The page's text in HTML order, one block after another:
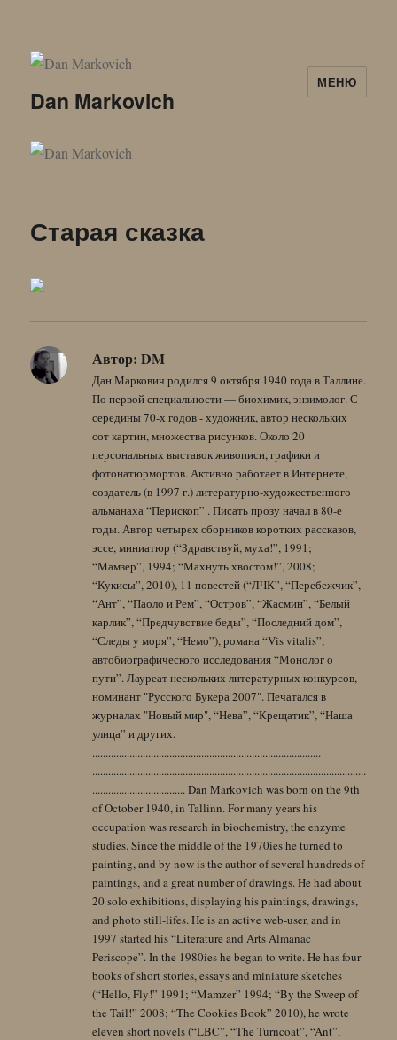
Dan Markovich
МЕНЮ
Старая сказка
Автор: DM
Дан Маркович родился 9 октября 1940 года в Таллине.
По первой специальности — биохимик, энзимолог. С
середины 70-х годов - художник, автор нескольких
сот картин, множества рисунков. Около 20
персональных выставок живописи, графики и
фотонатюрмортов. Активно работает в Интернете,
создатель (в 1997 г.) литературно-художественного
альманаха “Перископ” . Писать прозу начал в 80-е
годы. Автор четырех сборников коротких рассказов,
эссе, миниатюр (“Здравствуй, муха!”, 1991;
“Мамзер”, 1994; “Махнуть хвостом!”, 2008;
“Кукисы”, 2010), 11 повестей (“ЛЧК”, “Перебежчик”,
“Ант”, “Паоло и Рем”, “Остров”, “Жасмин”, “Белый
карлик”, “Предчувствие беды”, “Последний дом”,
“Следы у моря”, “Немо”), романа “Vis vitalis”,
автобиографического исследования “Монолог о
пути”. Лауреат нескольких литературных конкурсов,
номинант "Русского Букера 2007". Печатался в
журналах "Новый мир", “Нева”, “Крещатик”, “Наша
улица” и других.
......................................................................................
.......................................................................................................
................................... Dan Markovich was born on the 9th
of October 1940, in Tallinn. For many years his
occupation was research in biochemistry, the enzyme
studies. Since the middle of the 1970ies he turned to
painting, and by now is the author of several hundreds of
paintings, and a great number of drawings. He had about
20 solo exhibitions, displaying his paintings, drawings,
and photo still-lifes. He is an active web-user, and in
1997 started his “Literature and Arts Almanac
Periscope”. In the 1980ies he began to write. He has four
books of short stories, essays and miniature sketches
(“Hello, Fly!” 1991; “Mamzer” 1994; “By the Sweep of
the Tail!” 2008; “The Cookies Book” 2010), he wrote
eleven short novels (“LBC”, “The Turncoat”, “Ant”,